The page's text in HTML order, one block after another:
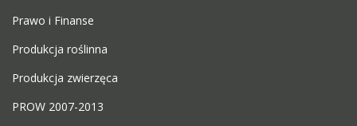
Prawo i Finanse
Produkcja roślinna
Produkcja zwierzęca
PROW 2007-2013